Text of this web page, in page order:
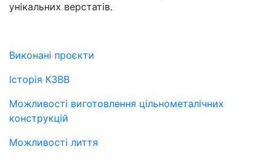
унікальних верстатів.
Виконані проєкти
Історія КЗВВ
Можливості виготовлення цільнометалічних
конструкцій
Можливості лиття